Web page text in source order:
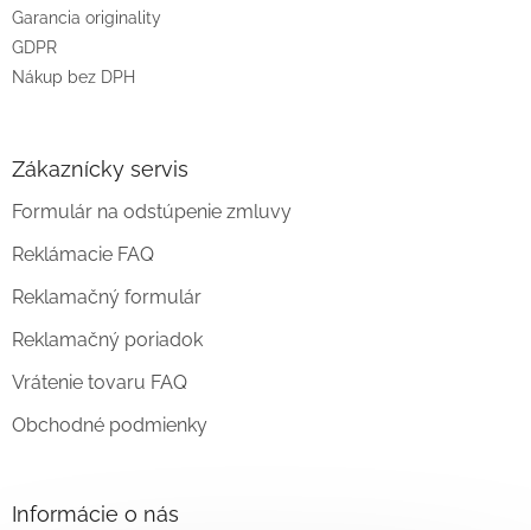
Garancia originality
GDPR
Nákup bez DPH
Zákaznícky servis
Formulár na odstúpenie zmluvy
Reklámacie FAQ
Reklamačný formulár
Reklamačný poriadok
Vrátenie tovaru FAQ
Obchodné podmienky
Informácie o nás